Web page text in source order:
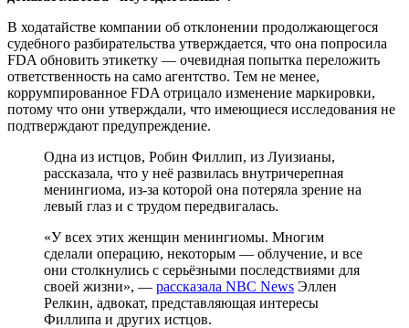
В ходатайстве компании об отклонении продолжающегося
судебного разбирательства утверждается, что она попросила
FDA обновить этикетку — очевидная попытка переложить
ответственность на само агентство. Тем не менее,
коррумпированное FDA отрицало изменение маркировки,
потому что они утверждали, что имеющиеся исследования не
подтверждают предупреждение.
Одна из истцов, Робин Филлип, из Луизианы,
рассказала, что у неё развилась внутричерепная
менингиома, из-за которой она потеряла зрение на
левый глаз и с трудом передвигалась.
«У всех этих женщин менингиомы. Многим
сделали операцию, некоторым — облучение, и все
они столкнулись с серьёзными последствиями для
своей жизни», — рассказала NBC News Эллен
Релкин, адвокат, представляющая интересы
Филлипа и других истцов.